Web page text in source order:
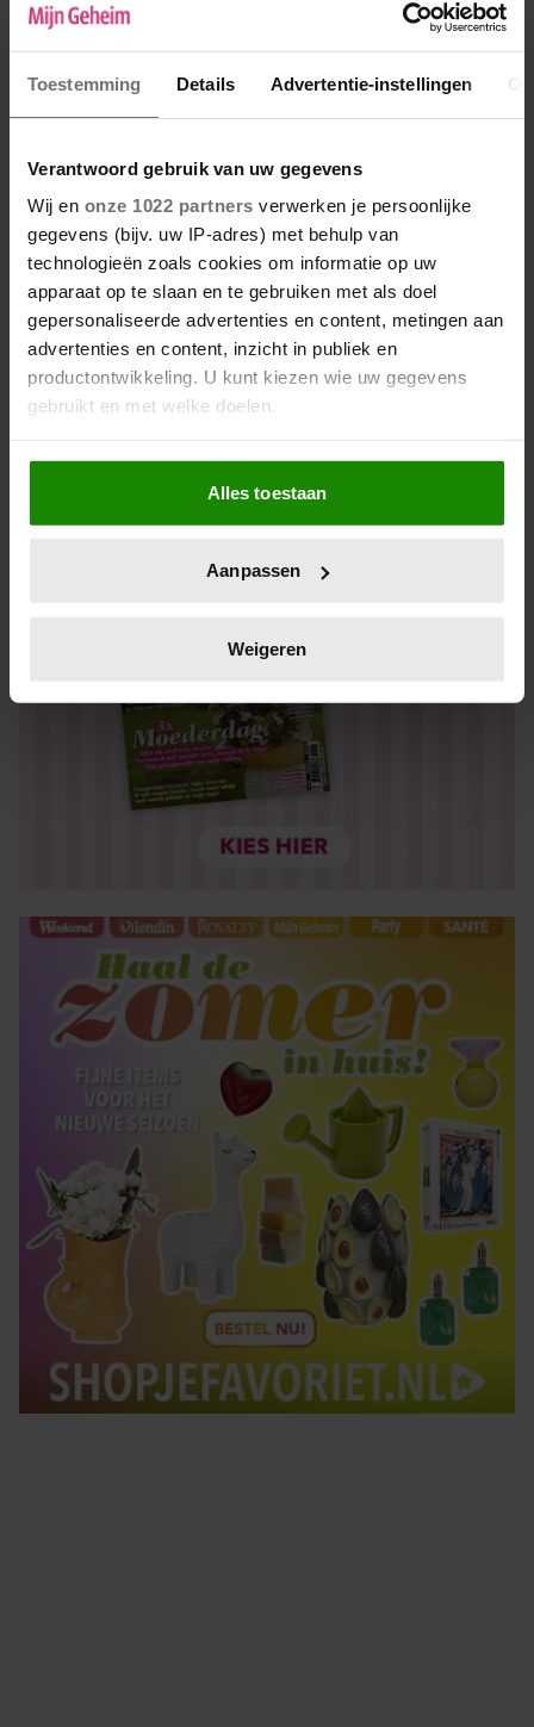
Toestemming Details Advertentie-instellingen
Verantwoord gebruik van uw gegevens
Wij en onze 1022 partners verwerken je persoonlijke
gegevens (bijv. uw IP-adres) met behulp van
technologieën zoals cookies om informatie op uw
apparaat op te slaan en te gebruiken met als doel
gepersonaliseerde advertenties en content, metingen aan
advertenties en content, inzicht in publiek en
productontwikkeling. U kunt kiezen wie uw gegevens
gebruikt en met welke doelen.
Als u het toestaat, willen we ook graag:
Informatie verzamelen over uw geografische locatie,
die tot een paar meter nauwkeurig kan zijn
op specifieke eigenschappen (fingerprinting)
verwerkt en stel uw voorkeuren in het
intrekken in de Cookieverklaring.
We gebruiken cookies om content en advertenties te
personaliseren, om functies voor social media te bieden
en om ons websiteverkeer te analyseren. Ook delen we
informatie over uw gebruik van onze site met onze
informatie die u aan ze heeft verstrekt of die ze hebben
verzameld op basis van uw gebruik van hun services. U
gaat akkoord met onze cookies als u onze website blijft
gebruiken.
Alles toestaan
Aanpassen
Weigeren
De nieuwe Mijn Geheim ligt nu in de winkel
Abonneren
Digitaal lezen
Los kopen